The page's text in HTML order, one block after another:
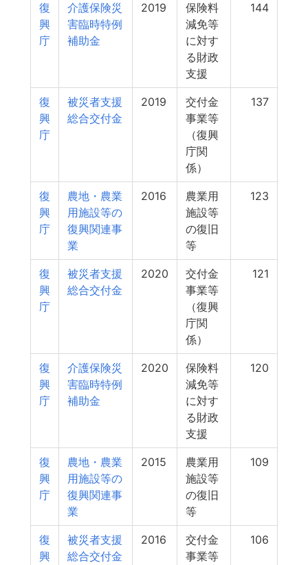
復
興
庁
介護保険災
害臨時特例
補助金
2019
保険料
減免等
に対す
る財政
支援
144
復
興
庁
被災者支援
総合交付金
2019
交付金
事業等
（復興
庁関
係）
137
復
興
庁
農地・農業
用施設等の
復興関連事
業
2016
農業用
施設等
の復旧
等
123
復
興
庁
被災者支援
総合交付金
2020
交付金
事業等
（復興
庁関
係）
121
復
興
庁
介護保険災
害臨時特例
補助金
2020
保険料
減免等
に対す
る財政
支援
120
復
興
庁
農地・農業
用施設等の
復興関連事
業
2015
農業用
施設等
の復旧
等
109
復
興
被災者支援
総合交付金
2016
交付金
事業等
106